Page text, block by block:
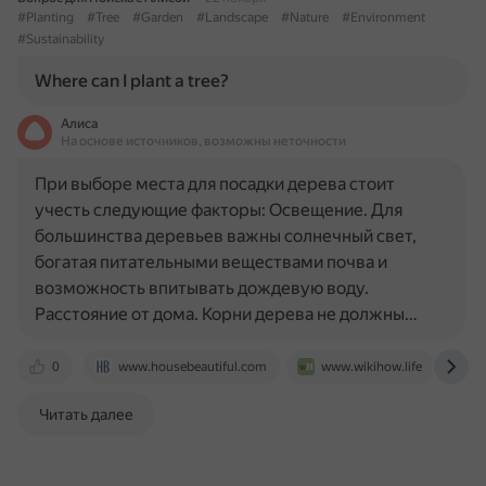
#Planting
#Tree #Garden #Landscape #Nature
#Environment
#Sustainability
Where can I plant a tree?
Алиса
На основе источников, возможны неточности
0 www.housebeautiful.com www.wikihow.life
При выборе места для посадки дерева стоит
учесть следующие факторы: Освещение. Для
большинства деревьев важны солнечный свет,
богатая питательными веществами почва и
возможность впитывать дождевую воду.
Расстояние от дома. Корни дерева не должны…
Читать далее